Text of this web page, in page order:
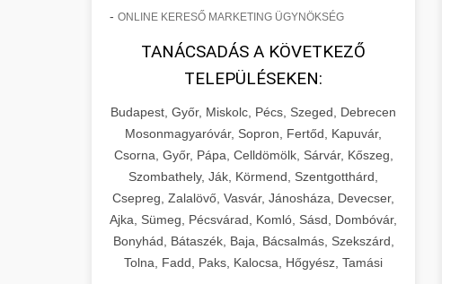
- ONLINE KERESŐ MARKETING ÜGYNÖKSÉG
TANÁCSADÁS A KÖVETKEZŐ
TELEPÜLÉSEKEN:
Budapest, Győr, Miskolc, Pécs, Szeged, Debrecen
Mosonmagyaróvár, Sopron, Fertőd, Kapuvár,
Csorna, Győr, Pápa, Celldömölk, Sárvár, Kőszeg,
Szombathely, Ják, Körmend, Szentgotthárd,
Csepreg, Zalalövő, Vasvár, Jánosháza, Devecser,
Ajka, Sümeg, Pécsvárad, Komló, Sásd, Dombóvár,
Bonyhád, Bátaszék, Baja, Bácsalmás, Szekszárd,
Tolna, Fadd, Paks, Kalocsa, Hőgyész, Tamási